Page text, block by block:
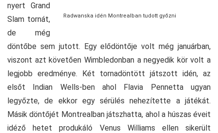
Radwanska idén Montrealban tudott győzni
nyert Grand
Slam tornát,
de még
döntőbe sem jutott. Egy elődöntője volt még januárban,
viszont azt követően Wimbledonban a negyedik kör volt a
legjobb eredménye. Két tornadöntött játszott idén, az
elsőt Indian Wells-ben ahol Flavia Pennetta ugyan
legyőzte, de ekkor egy sérülés nehezítette a játékát.
Másik döntőjét Montrealban játszhatta, ahol a húszas éveit
idéző hetet produkáló Venus Williams ellen sikerült